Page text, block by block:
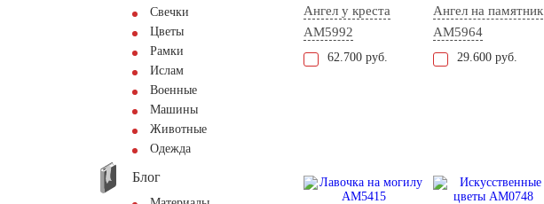
Свечки
Цветы
Рамки
Ислам
Военные
Машины
Животные
Одежда
Блог
Ангел у креста
AM5992
62.700 руб.
Ангел на памятник
AM5964
29.600 руб.